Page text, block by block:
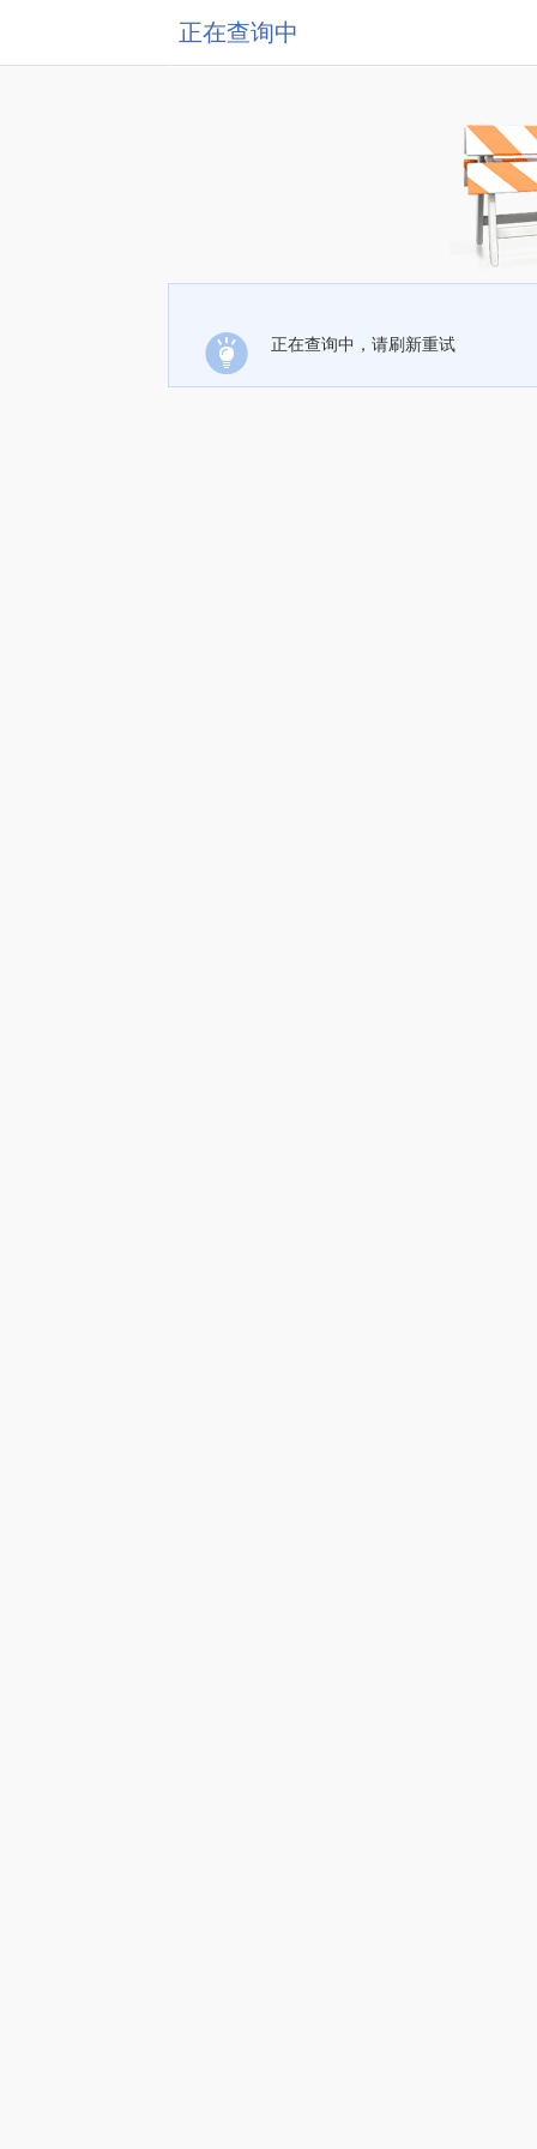
正在查询中
正在查询中，请刷新重试